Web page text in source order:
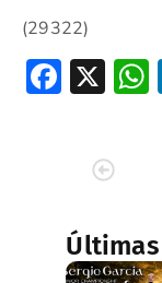
(29322)
X